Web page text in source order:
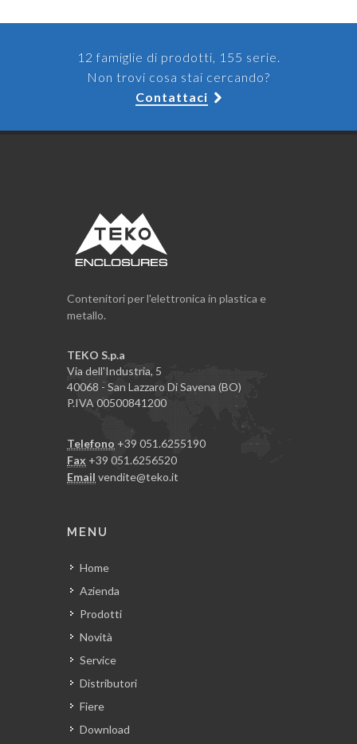
12 famiglie di prodotti, 155 serie.
Non trovi cosa stai cercando?
Contattaci
Contenitori per l'elettronica in plastica e
metallo.
TEKO S.p.a
Via dell'Industria, 5
40068 - San Lazzaro Di Savena (BO)
P.IVA 00500841200
Telefono +39 051.6255190
Fax +39 051.6256520
Email vendite@teko.it
MENU
Home
Azienda
Prodotti
Novità
Service
Distributori
Fiere
Download